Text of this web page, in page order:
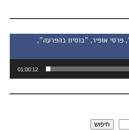
פרסי אופיר, ״בוסית בהפרעה״,
01:00:12
חיפוש